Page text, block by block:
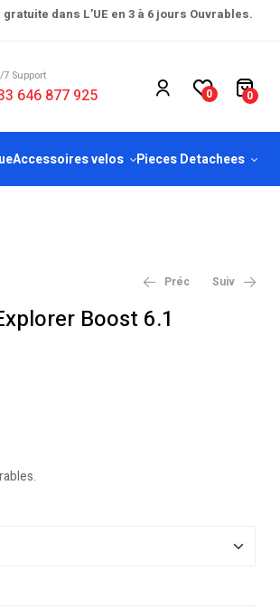
dans L’UE en 3 à 6 jours Ouvrables.
7 Support
646 877 925 0 0
Accessoires velos Pieces Detachees
Préc Suiv
Boost 6.1